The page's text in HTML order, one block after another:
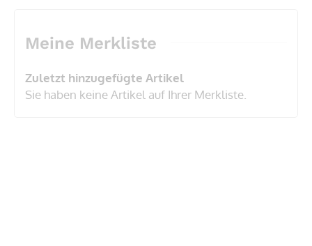
Meine Merkliste
Zuletzt hinzugefügte Artikel
Sie haben keine Artikel auf Ihrer Merkliste.